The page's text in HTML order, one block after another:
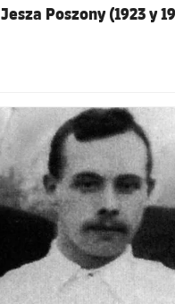
Jesza Poszony (1923 y
FCB Barcelona